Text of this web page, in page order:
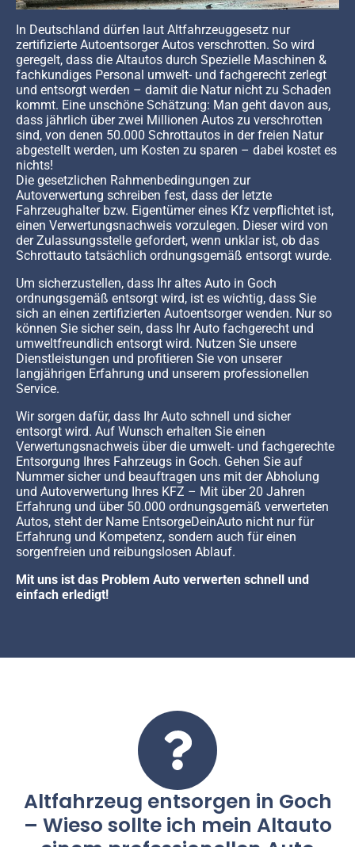
In Deutschland dürfen laut Altfahrzeuggesetz nur
zertifizierte Autoentsorger Autos verschrotten. So wird
geregelt, dass die Altautos durch Spezielle Maschinen &
fachkundiges Personal umwelt- und fachgerecht zerlegt
und entsorgt werden – damit die Natur nicht zu Schaden
kommt. Eine unschöne Schätzung: Man geht davon aus,
dass jährlich über zwei Millionen Autos zu verschrotten
sind, von denen 50.000 Schrottautos in der freien Natur
abgestellt werden, um Kosten zu sparen – dabei kostet es
nichts!
Die gesetzlichen Rahmenbedingungen zur
Autoverwertung schreiben fest, dass der letzte
Fahrzeughalter bzw. Eigentümer eines Kfz verpflichtet ist,
einen Verwertungsnachweis vorzulegen. Dieser wird von
der Zulassungsstelle gefordert, wenn unklar ist, ob das
Schrottauto tatsächlich ordnungsgemäß entsorgt wurde.
Um sicherzustellen, dass Ihr altes Auto in Goch
ordnungsgemäß entsorgt wird, ist es wichtig, dass Sie
sich an einen zertifizierten Autoentsorger wenden. Nur so
können Sie sicher sein, dass Ihr Auto fachgerecht und
umweltfreundlich entsorgt wird. Nutzen Sie unsere
Dienstleistungen und profitieren Sie von unserer
langjährigen Erfahrung und unserem professionellen
Service.
Wir sorgen dafür, dass Ihr Auto schnell und sicher
entsorgt wird. Auf Wunsch erhalten Sie einen
Verwertungsnachweis über die umwelt- und fachgerechte
Entsorgung Ihres Fahrzeugs in Goch. Gehen Sie auf
Nummer sicher und beauftragen uns mit der Abholung
und Autoverwertung Ihres KFZ – Mit über 20 Jahren
Erfahrung und über 50.000 ordnungsgemäß verwerteten
Autos, steht der Name EntsorgeDeinAuto nicht nur für
Erfahrung und Kompetenz, sondern auch für einen
sorgenfreien und reibungslosen Ablauf.
Mit uns ist das Problem Auto verwerten schnell und
einfach erledigt!
Altfahrzeug entsorgen in Goch
– Wieso sollte ich mein Altauto